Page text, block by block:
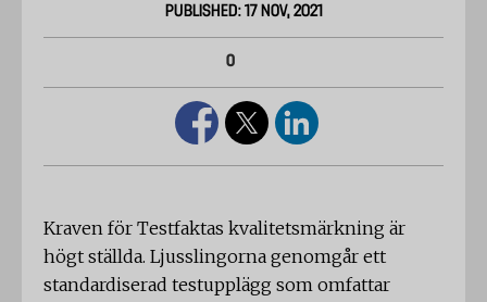
PUBLISHED: 17 NOV, 2021
0
Kraven för Testfaktas kvalitetsmärkning är
högt ställda. Ljusslingorna genomgår ett
standardiserad testupplägg som omfattar